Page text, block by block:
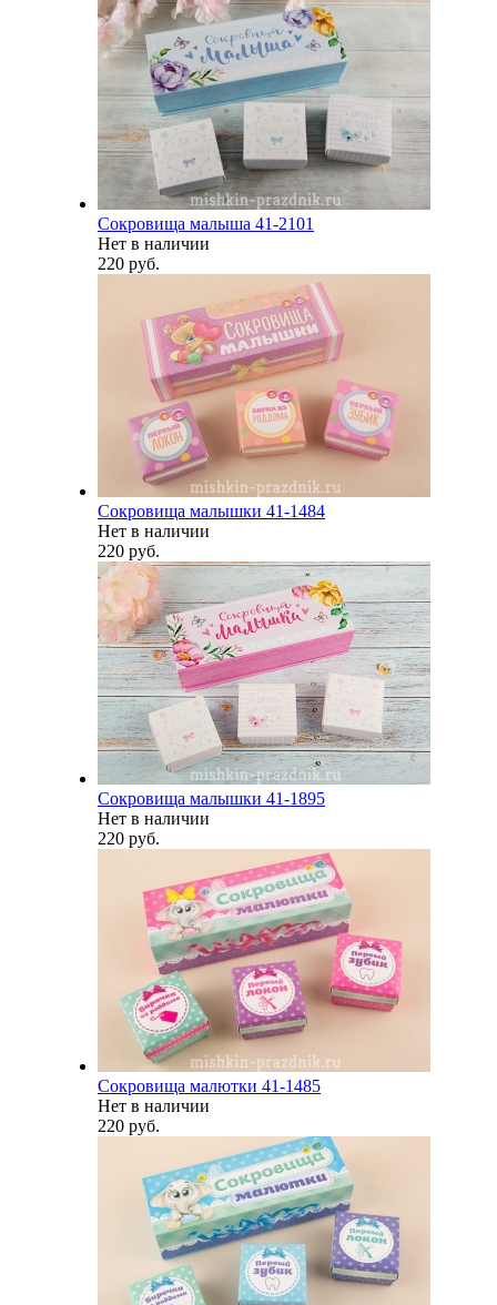
Сокровища малыша 41-2101
Нет в наличии
220 руб.
Сокровища малышки 41-1484
Нет в наличии
220 руб.
Сокровища малышки 41-1895
Нет в наличии
220 руб.
Сокровища малютки 41-1485
Нет в наличии
220 руб.